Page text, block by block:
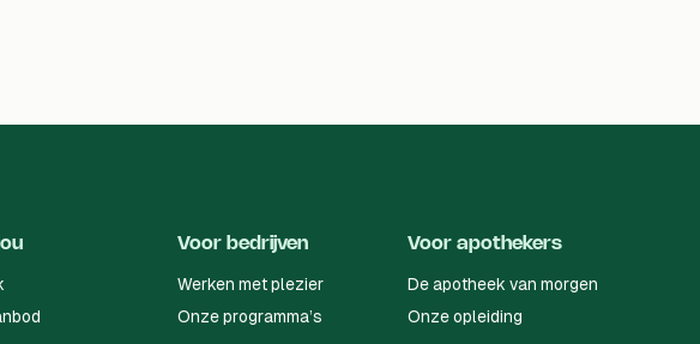
Voor bedrijven
Werken met plezier
Onze programma’s
Voor apothekers
De apotheek van morgen
Onze opleiding